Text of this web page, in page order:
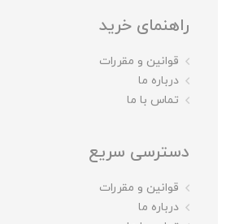
راهنمای خرید
قوانین و مقررات
درباره ما
تماس با ما
دسترسی سریع
قوانین و مقررات
درباره ما